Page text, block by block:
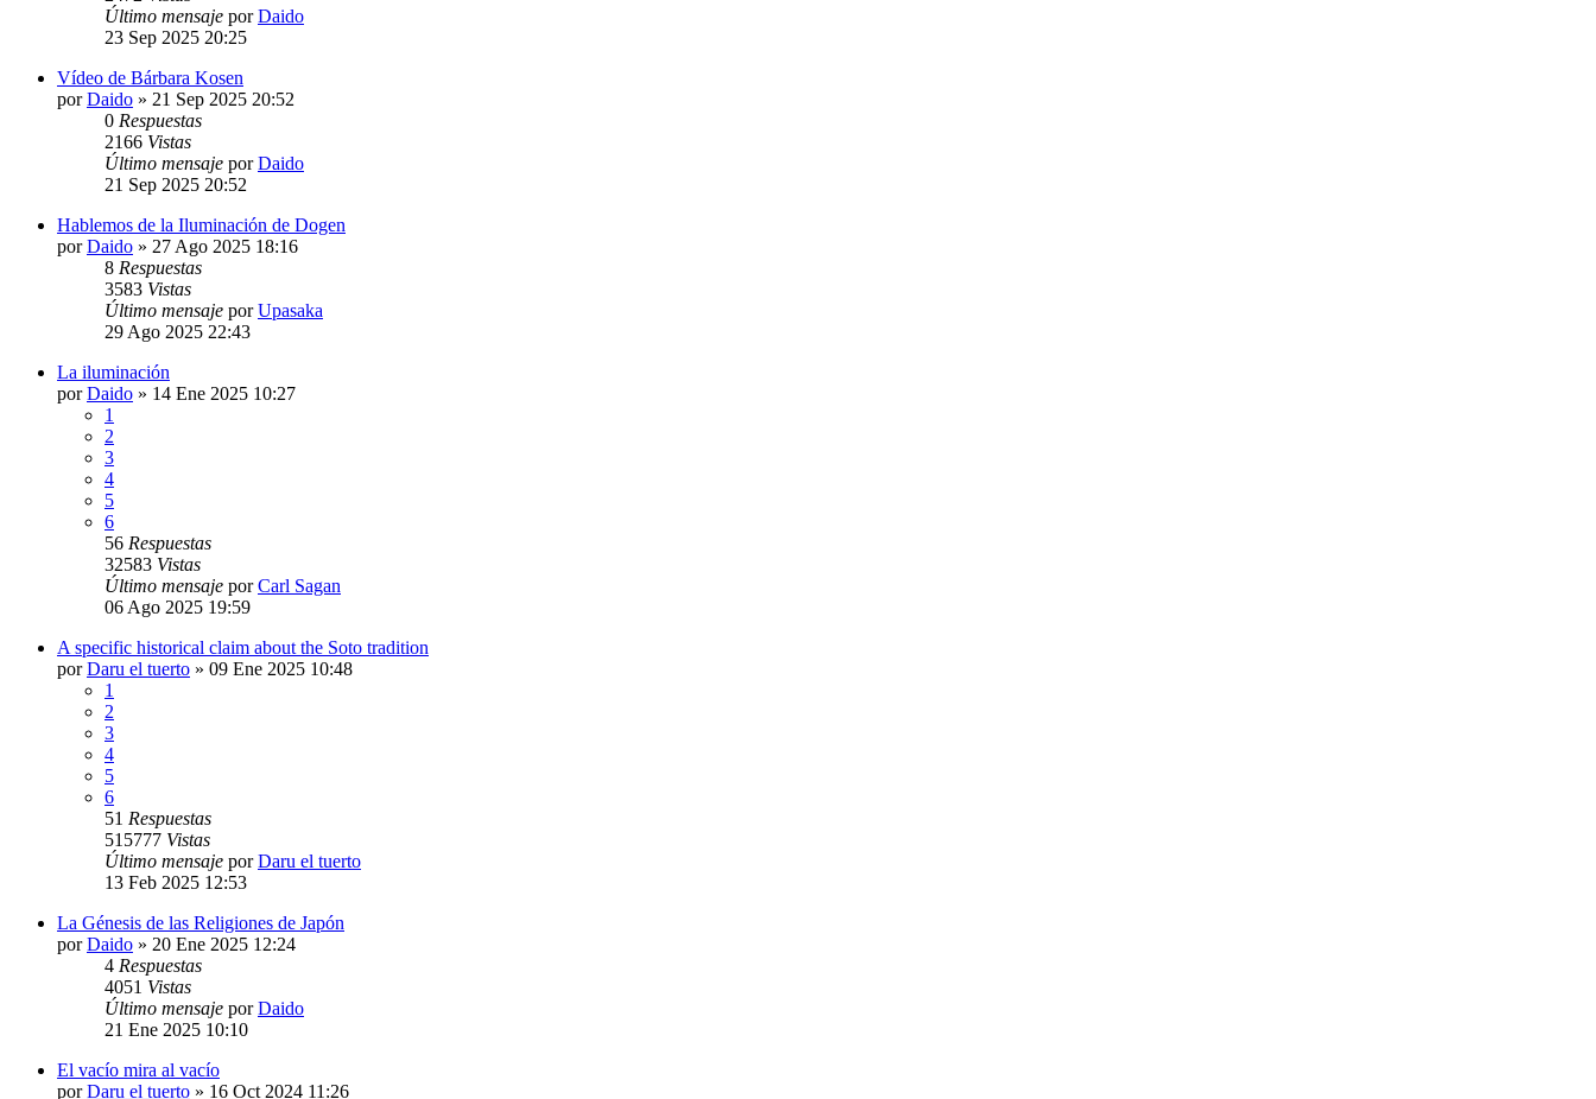
Último mensaje porDaido
23 Sep 2025 20:25
Vídeo de Bárbara Kosen
porDaido » 21 Sep 2025 20:52
0 Respuestas
2166 Vistas
Último mensaje porDaido
21 Sep 2025 20:52
Hablemos de la Iluminación de Dogen
porDaido » 27 Ago 2025 18:16
8 Respuestas
3583 Vistas
Último mensaje porUpasaka
29 Ago 2025 22:43
La iluminación
porDaido » 14 Ene 2025 10:27
1
2
3
4
5
6
56 Respuestas
32583 Vistas
Último mensaje porCarl Sagan
06 Ago 2025 19:59
A specific historical claim about the Soto tradition
porDaru el tuerto » 09 Ene 2025 10:48
1
2
3
4
5
6
51 Respuestas
515777 Vistas
Último mensaje porDaru el tuerto
13 Feb 2025 12:53
La Génesis de las Religiones de Japón
porDaido » 20 Ene 2025 12:24
4 Respuestas
4051 Vistas
Último mensaje porDaido
21 Ene 2025 10:10
El vacío mira al vacío
porDaru el tuerto » 16 Oct 2024 11:26